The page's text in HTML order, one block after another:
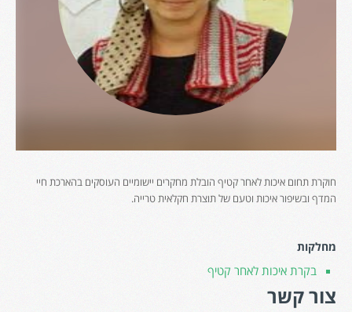
חוקרת תחום איכות לאחר קטיף הובלת מחקרים יישומיים העוסקים בהארכת חיי
המדף ובשיפור איכות וטעם של תוצרת חקלאית טרייה.
מחלקות
בקרת איכות לאחר קטיף
צור קשר